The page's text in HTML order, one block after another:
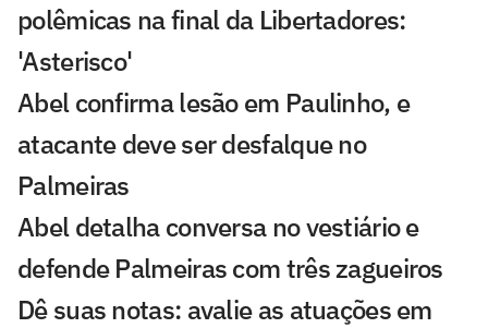
polêmicas na final da Libertadores:
'Asterisco'
Abel confirma lesão em Paulinho, e
atacante deve ser desfalque no
Palmeiras
Abel detalha conversa no vestiário e
defende Palmeiras com três zagueiros
Dê suas notas: avalie as atuações em